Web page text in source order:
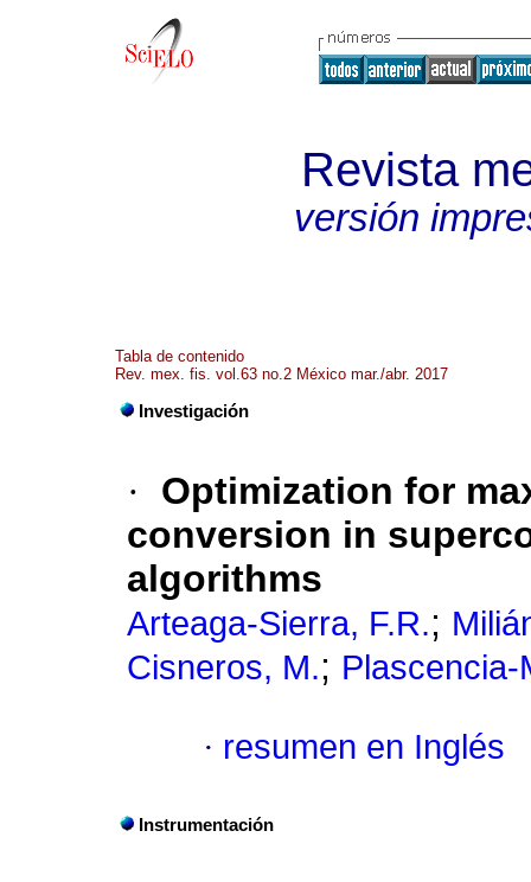
Revista
versión
Tabla de contenido
Rev. mex. fis. vol.63 no.2 México mar./abr. 2017
Investigación
·
Optimization for
conversion in
algorithms
Arteaga-Sierra, F.R.;
Cisneros, M.; Plascencia-
· resumen en Inglés
Instrumentación